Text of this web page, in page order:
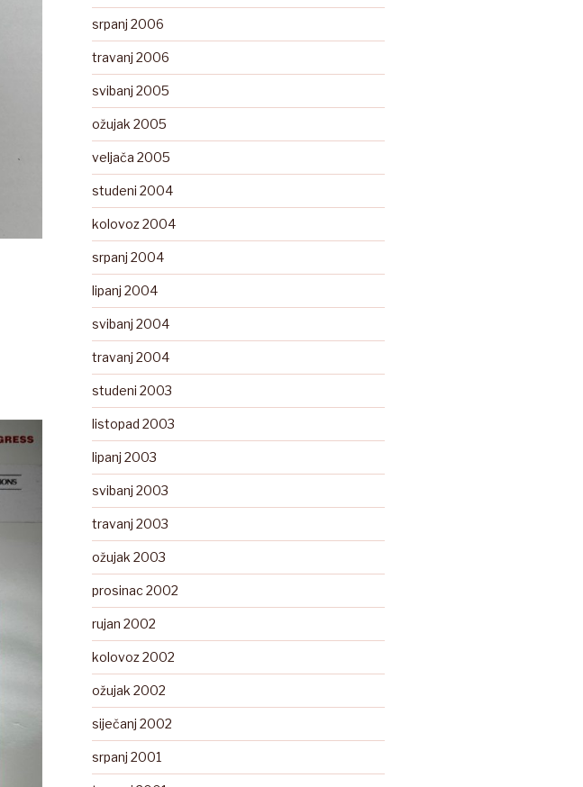
srpanj 2006
travanj 2006
svibanj 2005
ožujak 2005
veljača 2005
studeni 2004
kolovoz 2004
srpanj 2004
lipanj 2004
svibanj 2004
travanj 2004
studeni 2003
listopad 2003
lipanj 2003
svibanj 2003
travanj 2003
ožujak 2003
prosinac 2002
rujan 2002
kolovoz 2002
ožujak 2002
siječanj 2002
srpanj 2001